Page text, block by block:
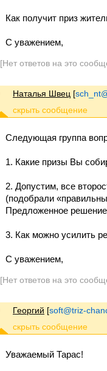
Как получит приз
С уважением,
[Нет ответов на это
Наталья Швец [
Следующая группа
1. Какие призы Вы
2. Допустим, все
(подобрали
Предложенное
3. Как можно усилить
С уважением,
[Нет ответов на это
Георгий [soft@triz-
Уважаемый Тарас!